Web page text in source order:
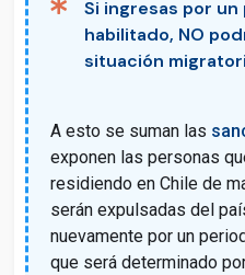
Si ingresas por
habilitado, NO
situación
A esto se suman las
exponen las personas
residiendo en Chile de
serán expulsadas del
nuevamente por un
que será determinado